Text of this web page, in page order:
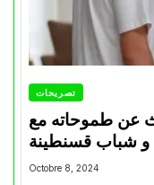
تصريحات
عن طموحاته مع
و شباب قسنطينة
Octobre 8, 2024